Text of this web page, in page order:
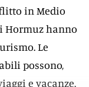
in Medio
Hormuz hanno
Le
possono,
e vacanze.